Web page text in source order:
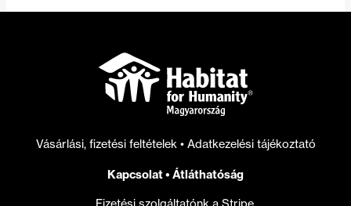
Vásárlási, fizetési feltételek • Adatkezelési tájékoztató
Kapcsolat• Átláthatóság